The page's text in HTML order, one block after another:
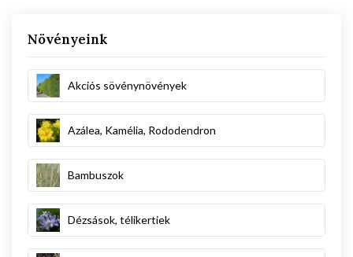
Növényeink
Akciós sövénynövények
Azálea, Kamélia, Rododendron
Bambuszok
Dézsások, télikertiek